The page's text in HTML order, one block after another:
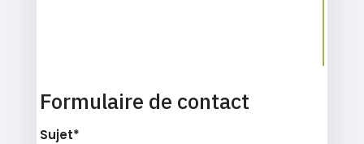
Formulaire de contact
Sujet*